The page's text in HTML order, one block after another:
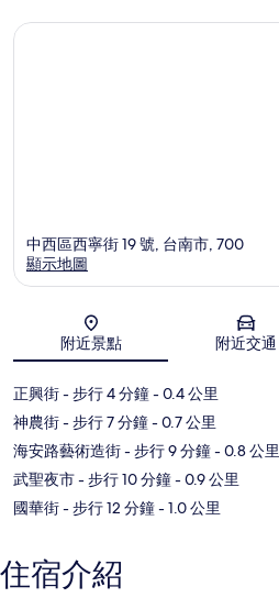
地圖
中西區西寧街 19 號, 台南市, 700
顯示地圖
附近景點 附近交通
正興街- 步行 4 分鐘- 0.4 公里
神農街- 步行 7 分鐘- 0.7 公里
海安路藝術造街- 步行 9 分鐘- 0.8 公里
武聖夜市- 步行 10 分鐘- 0.9 公里
國華街- 步行 12 分鐘- 1.0 公里
住宿介紹